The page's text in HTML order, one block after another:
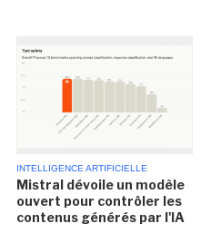
INTELLIGENCE ARTIFICIELLE
Mistral dévoile un modèle
ouvert pour contrôler les
contenus générés par l'IA